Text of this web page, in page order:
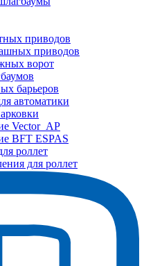
приводов
приводов
ворот
барьеров
автоматики
Vector_AP
BFT ESPAS
роллет
для роллет